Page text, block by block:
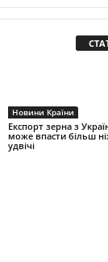
Новини Країни
Експорт зерна з
може впасти більш
удвічі